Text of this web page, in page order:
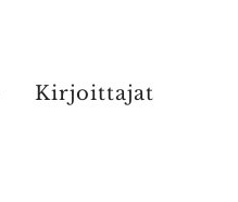
Kirjoittajat